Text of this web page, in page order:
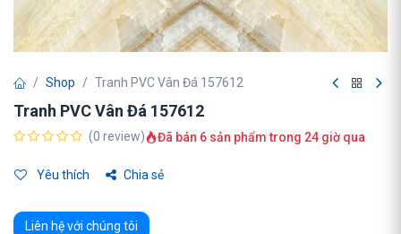
Shop Tranh PVC Vân Đá 157612
Tranh PVC Vân Đá 157612
(0 review) Đã bán 6 sản phẩm trong 24 giờ qua
Yêu thích Chia sẻ
Liên hệ với chúng tôi